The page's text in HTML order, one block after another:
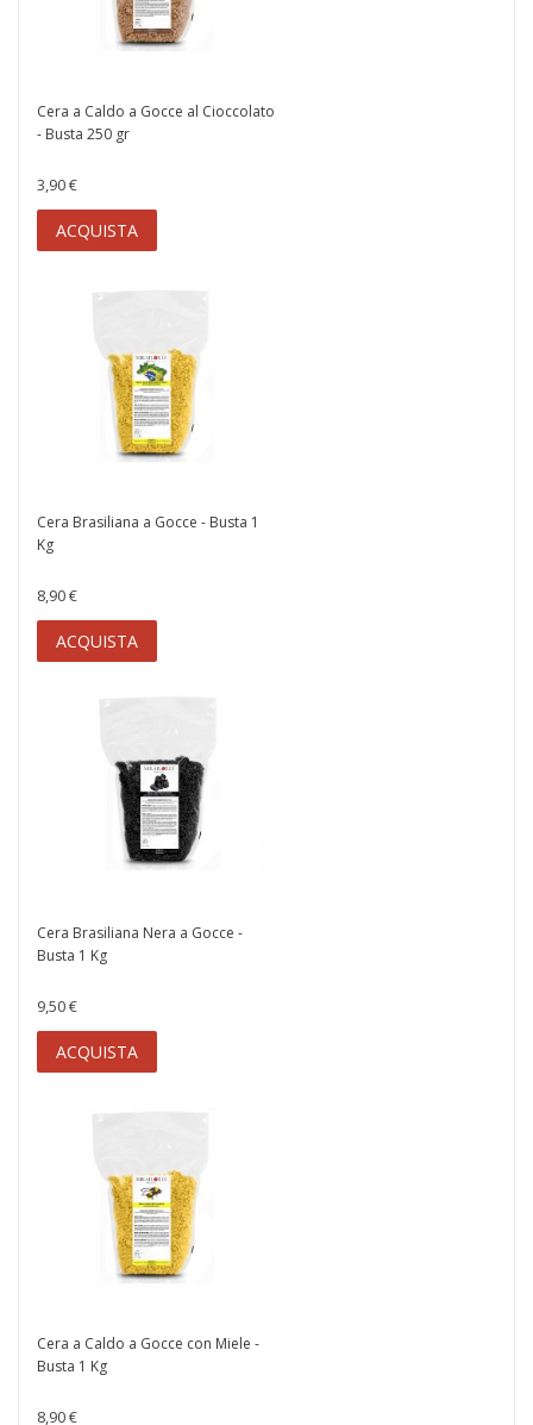
Cera a Caldo a Gocce al Cioccolato
- Busta 250 gr
3,90 €
ACQUISTA
Cera Brasiliana a Gocce - Busta 1
Kg
8,90 €
ACQUISTA
Cera Brasiliana Nera a Gocce -
Busta 1 Kg
9,50 €
ACQUISTA
Cera a Caldo a Gocce con Miele -
Busta 1 Kg
8,90 €